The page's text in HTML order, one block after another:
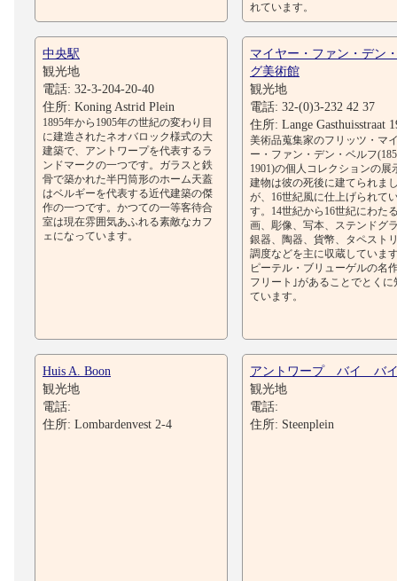
れています。
中央駅
観光地
電話: 32-3-204-20-40
住所: Koning Astrid Plein
1895年から1905年の世紀の変わり目
に建造されたネオバロック様式の大
建築で、アントワープを代表するラ
ンドマークの一つです。ガラスと鉄
骨で築かれた半円筒形のホーム天蓋
はベルギーを代表する近代建築の傑
作の一つです。かつての一等客待合
室は現在雰囲気あふれる素敵なカフ
ェになっています。
マイヤー・ファン・デン
グ美術館
観光地
電話: 32-(0)3-232 42 37
住所: Lange Gasthuisstraat
美術品蒐集家のフリッツ・マ
ー・ファン・デン・ベルフ
1901)の個人コレクションの展
建物は彼の死後に建てられま
が、16世紀風に仕上げられて
す。14世紀から16世紀にわた
画、彫像、写本、ステンドグ
銀器、陶器、貨幣、タペスト
調度などを主に収蔵していま
ピーテル・ブリューゲルの名
フリート｣があることでとくに
ています。
Huis A. Boon
観光地
電話:
住所: Lombardenvest 2-4
アントワープ バイ バ
観光地
電話:
住所: Steenplein